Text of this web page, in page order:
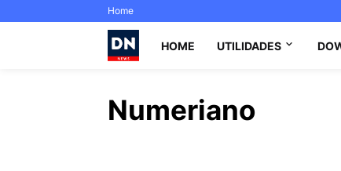
Home
HOME UTILIDADES
Numeriano